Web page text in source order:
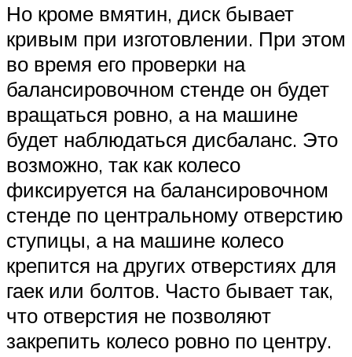
Но кроме вмятин, диск бывает
кривым при изготовлении. При этом
во время его проверки на
балансировочном стенде он будет
вращаться ровно, а на машине
будет наблюдаться дисбаланс. Это
возможно, так как колесо
фиксируется на балансировочном
стенде по центральному отверстию
ступицы, а на машине колесо
крепится на других отверстиях для
гаек или болтов. Часто бывает так,
что отверстия не позволяют
закрепить колесо ровно по центру.